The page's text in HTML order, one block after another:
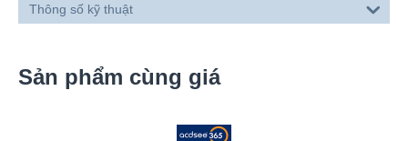
Thông số kỹ thuật
Sản phẩm cùng giá